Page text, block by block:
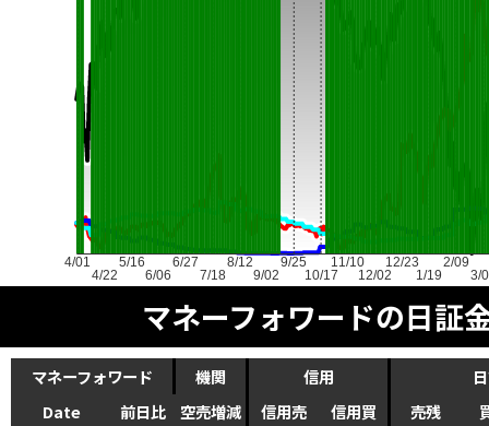
4/01
4/22
5/16
6/06
6/27
7/18
8/12
9/02
9/25
10/17
11/10
12/02
12/23
1/19
2/09
3/
マネーフォワードの日証
マネーフォワード 機関 信用
Date
前日比 空売増減 信用売 信用買 売残